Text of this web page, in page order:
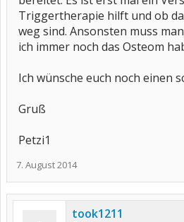
Triggertherapie hilft und ob
weg sind. Ansonsten muss
ich immer noch das Osteom
Ich wünsche euch noch einen
Gruß
Petzi1
7. August 2014
took1211